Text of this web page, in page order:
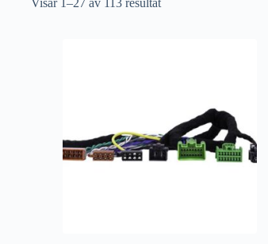
Visar 1–27 av 113 resultat